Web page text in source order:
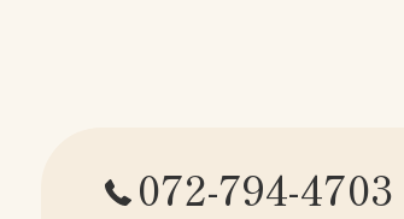
072-794-4703